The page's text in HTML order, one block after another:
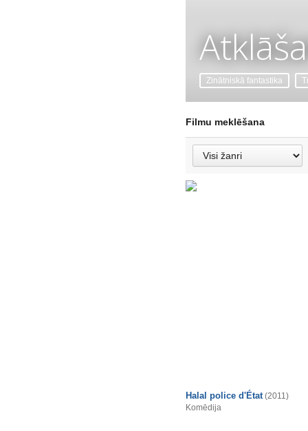
Zinātniskā fantastika
Filmu meklēšana
Halal police d'État (2011)
Komēdija